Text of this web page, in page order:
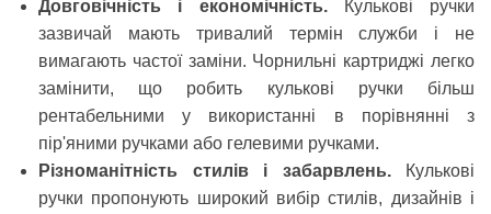
Довговічність і економічність.
Кулькові ручки
зазвичай мають тривалий термін служби і не
вимагають частої заміни. Чорнильні картриджі легко
замінити, що робить кулькові ручки більш
рентабельними у використанні в порівнянні з
пір'яними ручками або гелевими ручками.
Різноманітність стилів і забарвлень.
Кулькові
ручки пропонують широкий вибір стилів, дизайнів і